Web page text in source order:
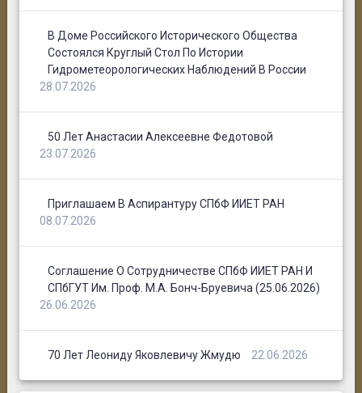
В Доме Российского Исторического Общества
Состоялся Круглый Стол По Истории
Гидрометеорологических Наблюдений В России
28.07.2026
50 Лет Анастасии Алексеевне Федотовой
23.07.2026
Приглашаем В Аспирантуру СПбФ ИИЕТ РАН
08.07.2026
Соглашение О Сотрудничестве СПбФ ИИЕТ РАН И
СПбГУТ Им. Проф. М.А. Бонч-Бруевича (25.06.2026)
26.06.2026
70 Лет Леониду Яковлевичу Жмудю 22.06.2026